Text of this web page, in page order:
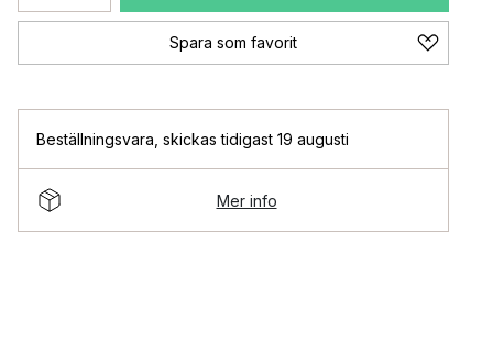
Spara som favorit
Beställningsvara skickas tidigast 19 augusti
Mer info